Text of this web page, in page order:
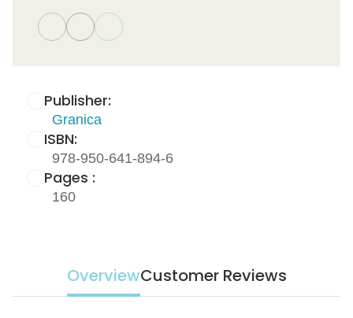
Publisher:
Granica
ISBN:
978-950-641-894-6
Pages :
160
OverviewCustomer Reviews